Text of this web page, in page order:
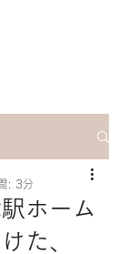
ホーム
た、
: 3分